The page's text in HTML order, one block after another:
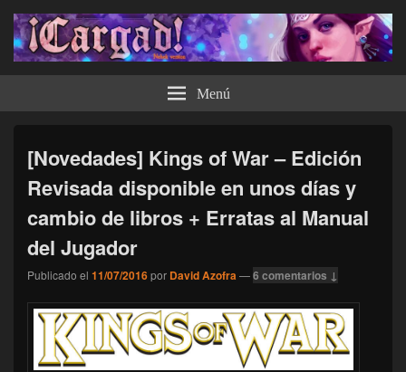
¡Cargad! Menú
[Novedades] Kings of War – Edición
Revisada disponible en unos días y
cambio de libros + Erratas al Manual
del Jugador
Publicado el 11/07/2016por David Azofra—6 comentarios ↓